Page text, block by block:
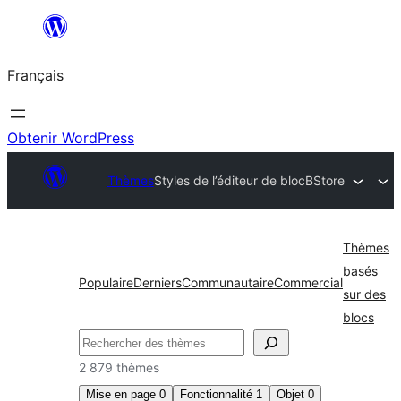
contenu
Français
Obtenir WordPress
ThèmesStyles de l’éditeur de blocBStore
PopulaireDerniersCommunautaireCommercial
Thèmes
basés
sur des
blocs
Rechercher
2 879 thèmes
Mise en page 0 Fonctionnalité 1 Objet 0